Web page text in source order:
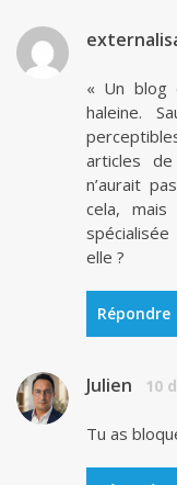
« Un blog
haleine.
articles de
n’aurait
cela,
elle ?
Répondre
Julien 10
Tu as